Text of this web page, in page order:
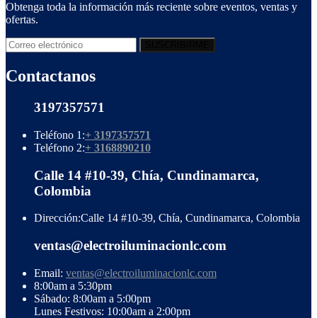
Obtenga toda la información más reciente sobre eventos, ventas y
ofertas.
Contactanos
3197357571
Teléfono 1:+ 3197357571
Teléfono 2:+ 3168890210
Calle 14 #10-39, Chía, Cundinamarca,
Colombia
Dirección:Calle 14 #10-39, Chía, Cundinamarca, Colombia
ventas@electroiluminacionlc.com
Email: ventas@electroiluminacionlc.com
8:00am a 5:30pm
Sábado: 8:00am a 5:00pm
Lunes Festivos: 10:00am a 2:00pm